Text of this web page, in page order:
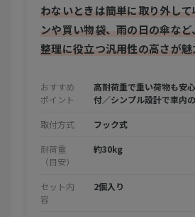
わないときは簡単に取り外し
ンや買い物袋、雨の日の傘な
整理に役立つ汎用性の高さが魅
おすすめ
ポイント
高耐荷重で重い荷物も安
付／シンプル設計で車内
取付方式 フック式
耐荷重
（目安）
約30kg
セット内
容
2個入り